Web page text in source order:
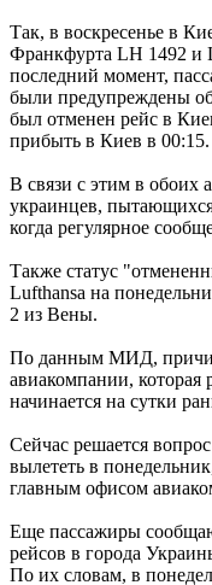
Так, в воскресенье в
Франкфурта LH 1492 и
последний момент,
были предупреждены
был отменен рейс в
прибыть в Киев в 00:15.
В связи с этим в обоих
украинцев,
когда регулярное
Также статус
Lufthansa на
2 из Вены.
По данным МИД,
авиакомпании, которая
начинается на сутки
Сейчас решается
вылететь в
главным офисом
Еще пассажиры
рейсов в города
По их словам, в